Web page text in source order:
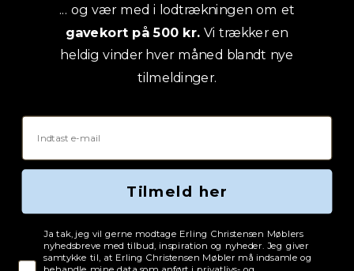
... og vær med i lodtrækningen om et
gavekort på 500 kr. Vi trækker en
heldig vinder hver måned blandt nye
tilmeldinger.
Email
Tilmeld her
Tjekboks samtykke
Ja tak, jeg vil gerne modtage Erling Christensen Møblers
nyhedsbreve med tilbud, inspiration og nyheder. Jeg giver
samtykke til, at Erling Christensen Møbler må indsamle og